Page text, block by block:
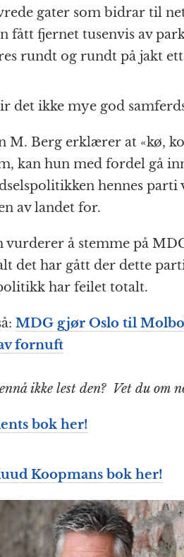
gater som bidrar til
fått fjernet tusenvis av
rundt og rundt på jakt
det ikke mye god
M. Berg erklærer at «kø,
kan hun med fordel gå
hennes parti
av landet for.
vurderer å stemme på
det har gått der dette
har feilet totalt.
MDG gjør Oslo til
fornuft
ikke lest den? Vet du om
bok her!
Koopmans bok her!